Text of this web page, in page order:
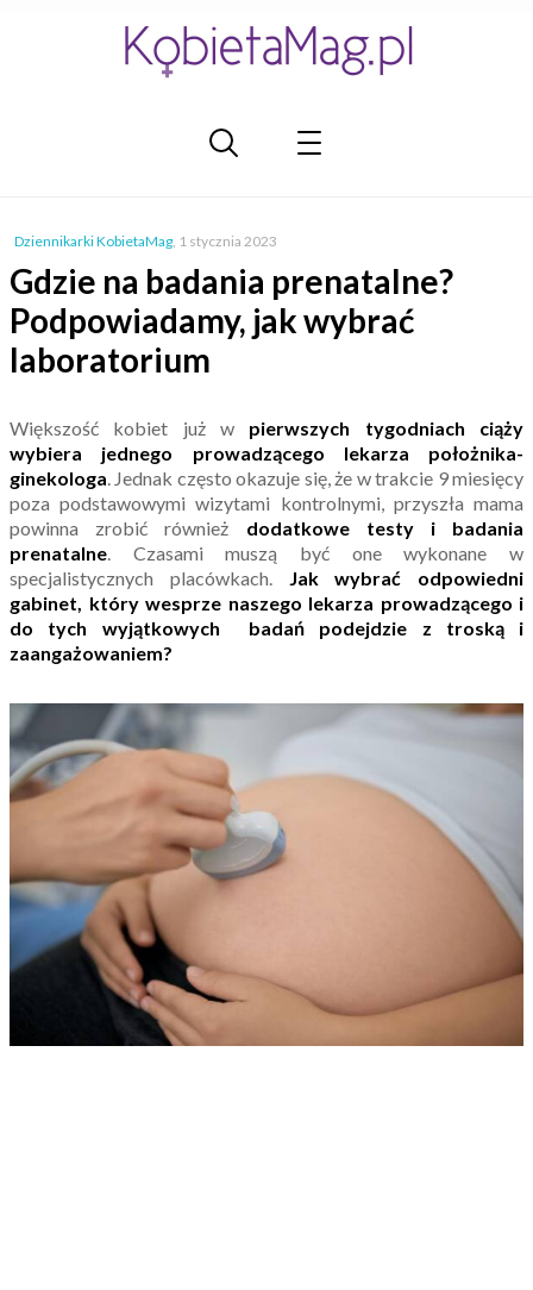
Dziennikarki KobietaMag, 1 stycznia 2023
Gdzie na badania prenatalne?
Podpowiadamy, jak wybrać
laboratorium
Większość kobiet już w pierwszych tygodniach ciąży
wybiera jednego prowadzącego lekarza położnika-
ginekologa. Jednak często okazuje się, że w trakcie 9 miesięcy
poza podstawowymi wizytami kontrolnymi, przyszła mama
powinna zrobić również dodatkowe testy i badania
prenatalne. Czasami muszą być one wykonane w
specjalistycznych placówkach. Jak wybrać odpowiedni
gabinet, który wesprze naszego lekarza prowadzącego i
do tych wyjątkowych badań podejdzie z troską i
zaangażowaniem?